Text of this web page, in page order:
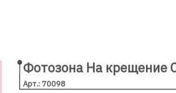
Фотозона На крещение
Арт.: 70098